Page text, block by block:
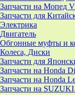
Запчасти на Мопед
Запчасти для
Электрика
Двигатель
Обгонные муфты и
Колеса, Диски
Запчасти для
Запчасти на Honda
Запчасти на Honda
Запчасти на